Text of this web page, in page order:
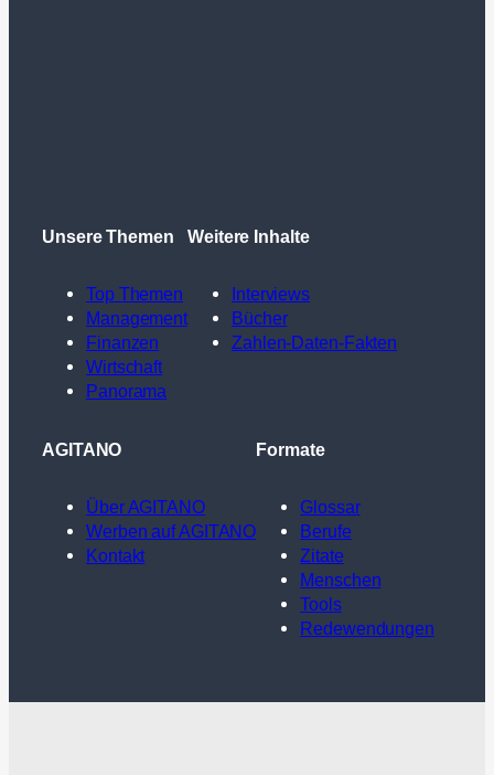
Unsere Themen
Top Themen
Management
Finanzen
Wirtschaft
Panorama
Weitere Inhalte
Interviews
Bücher
Zahlen-Daten-Fakten
AGITANO
Über AGITANO
Werben auf AGITANO
Kontakt
Formate
Glossar
Berufe
Zitate
Menschen
Tools
Redewendungen